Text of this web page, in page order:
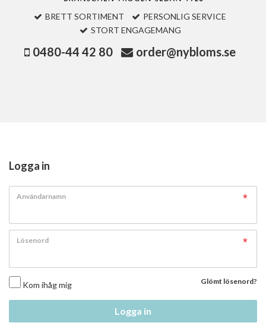
BRETT SORTIMENT
PERSONLIG SERVICE
STORT ENGAGEMANG
0480-44 42 80 order@nybloms.se
Logga in
Användarnamn
Lösenord
Kom ihåg mig Glömt lösenord?
Logga in